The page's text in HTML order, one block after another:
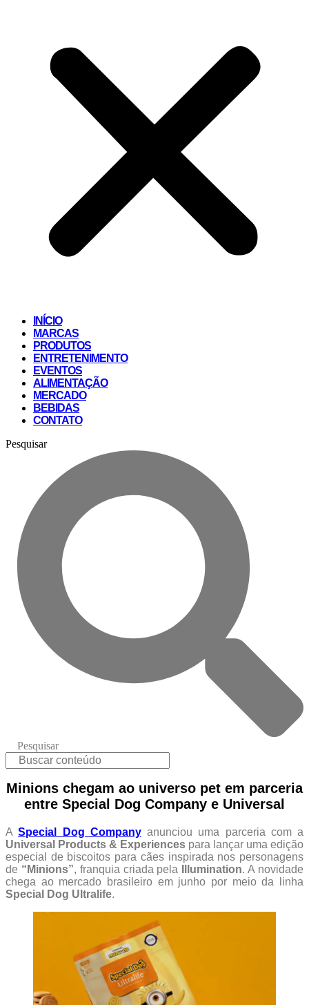
INÍCIO
MARCAS
PRODUTOS
ENTRETENIMENTO
EVENTOS
ALIMENTAÇÃO
MERCADO
BEBIDAS
CONTATO
Pesquisar
Pesquisar
Minions chegam ao universo pet em parceria
entre Special Dog Company e Universal
ASpecial Dog Companyanunciou uma parceria com a
Universal Products & Experiences para lançar uma edição
especial de biscoitos para cães inspirada nos personagens
de “Minions”, franquia criada pela Illumination. A novidade
chega ao mercado brasileiro em junho por meio da linha
Special Dog Ultralife.